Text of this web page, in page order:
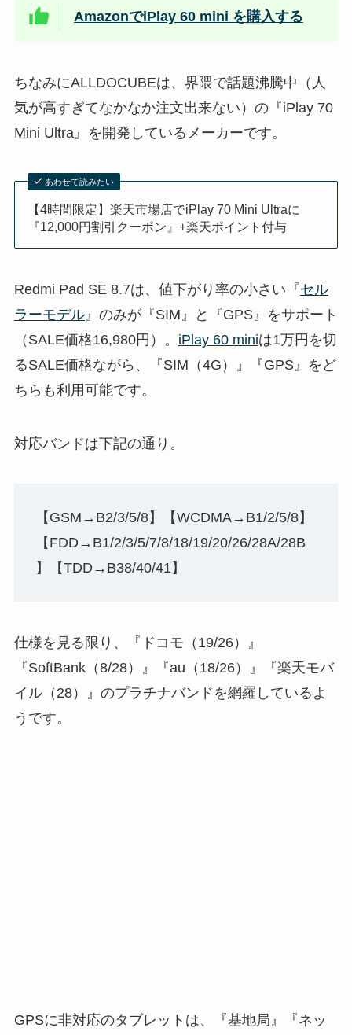
AmazonでiPlay 60 mini を購入する
ちなみにALLDOCUBEは、界隈で話題沸騰中（人
気が高すぎてなかなか注文出来ない）の『iPlay 70
Mini Ultra』を開発しているメーカーです。
あわせて読みたい
【4時間限定】楽天市場店でiPlay 70 Mini Ultraに
『12,000円割引クーポン』+楽天ポイント付与
Redmi Pad SE 8.7は、値下がり率の小さい『セル
ラーモデル』のみが『SIM』と『GPS』をサポート
（SALE価格16,980円）。 iPlay 60 miniは1万円を切
るSALE価格ながら、『SIM（4G）』『GPS』をど
ちらも利用可能です。
対応バンドは下記の通り。
【GSM→B2/3/5/8】【WCDMA→B1/2/5/8】
【FDD→B1/2/3/5/7/8/18/19/20/26/28A/28B
】【TDD→B38/40/41】
仕様を見る限り、『ドコモ（19/26）』
『SoftBank（8/28）』『au（18/26）』『楽天モバ
イル（28）』のプラチナバンドを網羅しているよ
うです。
GPSに非対応のタブレットは、『基地局』『ネッ